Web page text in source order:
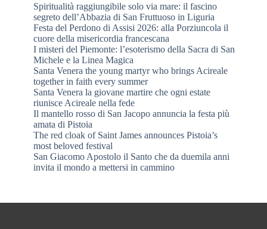
Spiritualità raggiungibile solo via mare: il fascino
segreto dell’Abbazia di San Fruttuoso in Liguria
Festa del Perdono di Assisi 2026: alla Porziuncola il
cuore della misericordia francescana
I misteri del Piemonte: l’esoterismo della Sacra di San
Michele e la Linea Magica
Santa Venera the young martyr who brings Acireale
together in faith every summer
Santa Venera la giovane martire che ogni estate
riunisce Acireale nella fede
Il mantello rosso di San Jacopo annuncia la festa più
amata di Pistoia
The red cloak of Saint James announces Pistoia’s
most beloved festival
San Giacomo Apostolo il Santo che da duemila anni
invita il mondo a mettersi in cammino